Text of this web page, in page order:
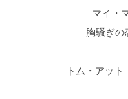
マイ・
胸騒ぎの
トム・アット